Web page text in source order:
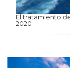
El tratamiento
2020